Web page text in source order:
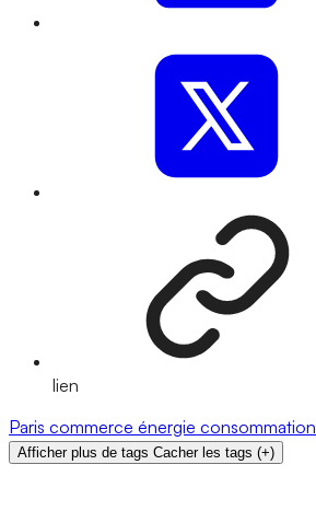
lien
Paris commerce énergie consommation
Afficher plus de tags Cacher les tags (+)